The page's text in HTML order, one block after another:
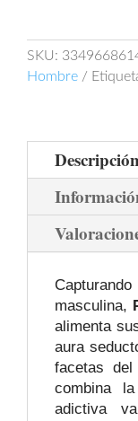
cantidad
SKU:
Hombre
masculina,
alimenta
aura
facetas
combina
adictiva